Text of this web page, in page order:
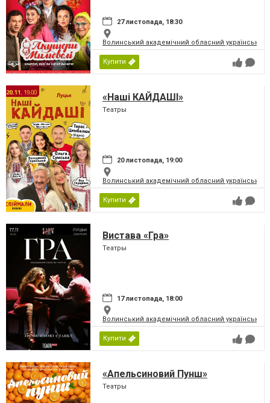
27 листопада, 18:30
Волинський академічний обласний
Купити
«Наші КАЙДАШІ»
Театры
20 листопада, 19:00
Волинський академічний обласний
Купити
Вистава «Гра»
Театры
17 листопада, 18:00
Волинський академічний обласний
Купити
«Апельсиновий Пунш»
Театры